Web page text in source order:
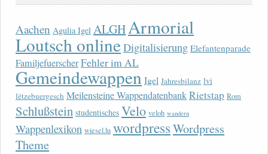
Aachen Agulia Igel ALGHArmorial
Loutsch onlineDigitalisierung Elefantenparade
FamiljefuerscherFehler im AL
Gemeindewappen Igel Jahresbilanz lvi
lëtzebuergesch Meilensteine WappendatenbankRietstap Rom
Schlußstein studentisches Velo veloh wandern
Wappenlexikon wiesel.lu wordpressWordpress
Theme